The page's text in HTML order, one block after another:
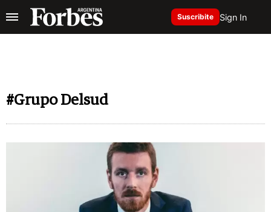
Suscribite Sign In
#Grupo Delsud